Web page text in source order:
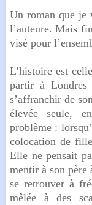
Un roman que je
l’auteure. Mais
visé pour
L’histoire est
partir à
s’affranchir de
élevée seule,
problème :
colocation de
Elle ne pensait
mentir à son
se retrouver à
mêlée à des